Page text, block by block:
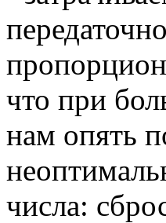
что при
нам опять
числа: